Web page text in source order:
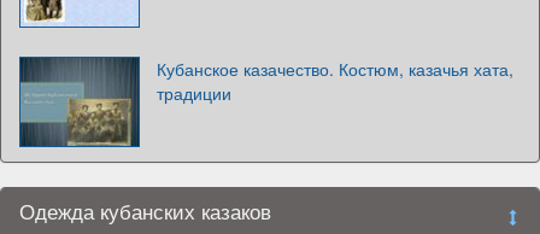
Кубанское казачество. Костюм, казачья хата,
традиции
Одежда кубанских казаков